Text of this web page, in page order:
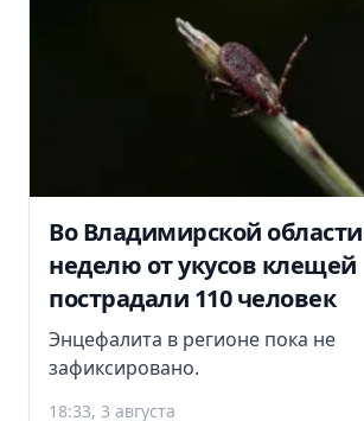
Во Владимирской
неделю от укусов клещей
пострадали 110 человек
Энцефалита в регионе пока не
зафиксировано.
18:33, 3 августа